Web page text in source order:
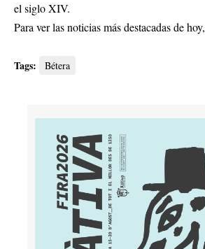
el siglo XIV.
Para ver las noticias más destacadas de hoy,
Tags: Bétera